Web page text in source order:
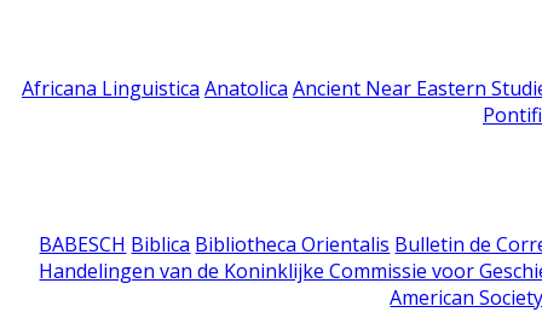
Africana Linguistica Anatolica Ancient Near Eastern
BABESCH Biblica Bibliotheca Orientalis Bulletin de
Handelingen van de Koninklijke Commissie voor
American